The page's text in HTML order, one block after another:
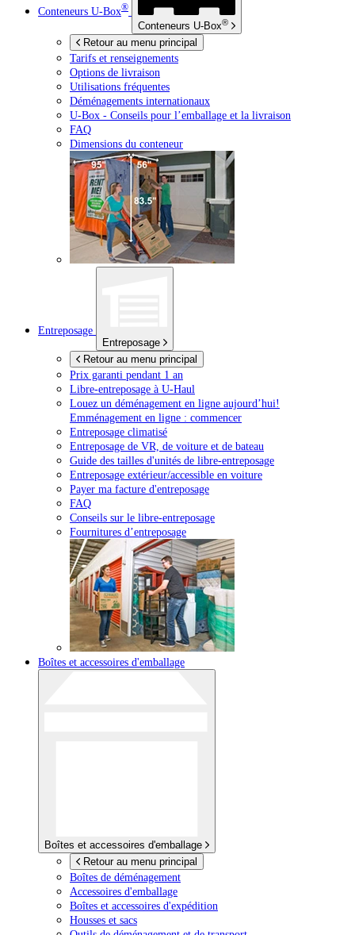
Conteneurs U-Box®
Conteneurs U-Box®
Retour au menu principal
Tarifs et renseignements
Options de livraison
Utilisations fréquentes
Déménagements internationaux
U-Box - Conseils pour l’emballage et la livraison
FAQ
Dimensions du conteneur
Entreposage
Entreposage
Retour au menu principal
Prix garanti pendant 1 an
Libre-entreposage à U-Haul
Louez un déménagement en ligne aujourd’hui!
Emménagement en ligne : commencer
Entreposage climatisé
Entreposage de VR, de voiture et de bateau
Guide des tailles d'unités de libre-entreposage
Entreposage extérieur/accessible en voiture
Payer ma facture d'entreposage
FAQ
Conseils sur le libre-entreposage
Fournitures d’entreposage
Boîtes et accessoires d'emballage
Boîtes et accessoires d'emballage
Retour au menu principal
Boîtes de déménagement
Accessoires d'emballage
Boîtes et accessoires d'expédition
Housses et sacs